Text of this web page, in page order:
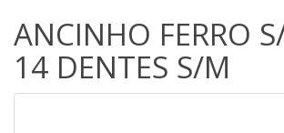
ANCINHO FERRO
14 DENTES S/M